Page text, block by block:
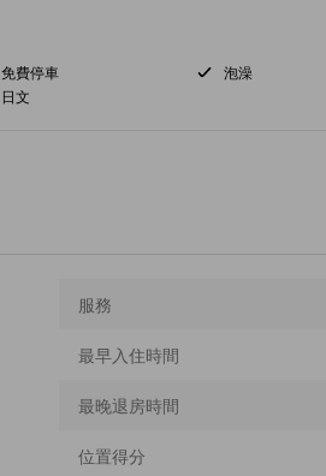
免費停車 泡澡
日文
服務
最早入住時間
最晚退房時間
位置得分